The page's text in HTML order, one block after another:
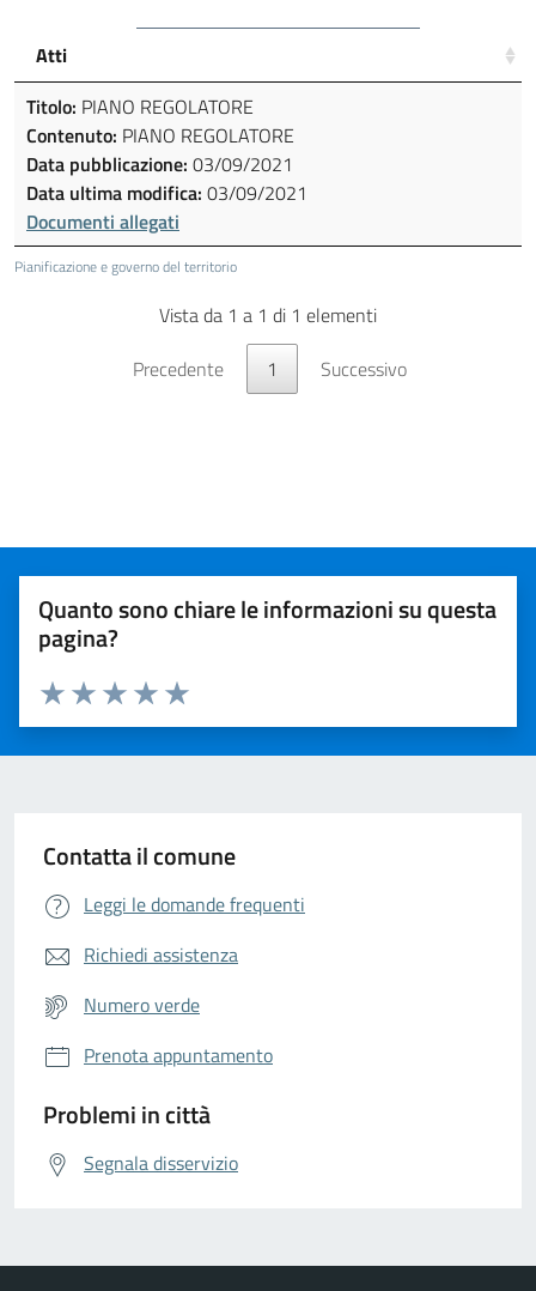
Pianificazione e governo del territorio
Atti
Titolo: PIANO REGOLATORE
Contenuto: PIANO REGOLATORE
Data pubblicazione: 03/09/2021
Data ultima modifica: 03/09/2021
Documenti allegati
Vista da 1 a 1 di 1 elementi
Precedente
1 Successivo
Quanto sono chiare le informazioni su questa
pagina?
Valuta da 1 a 5 stelle la pagina
Valuta 5 stelle su 5
Valuta 4 stelle su 5
Valuta 3 stelle su 5
Valuta 2 stelle su 5
Valuta 1 stelle su 5
Contatta il comune
Leggi le domande frequenti
Richiedi assistenza
Numero verde
Prenota appuntamento
Problemi in città
Segnala disservizio